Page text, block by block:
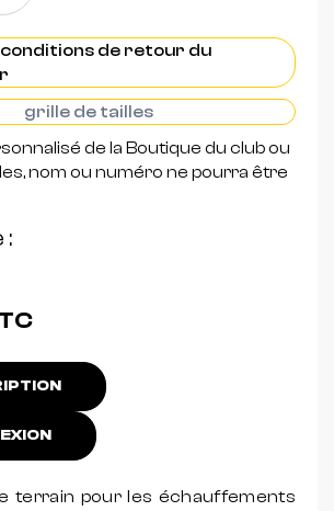
de retour du
grille de tailles
de la Boutique du club ou
nom ou numéro ne pourra être
terrain pour les échauffements